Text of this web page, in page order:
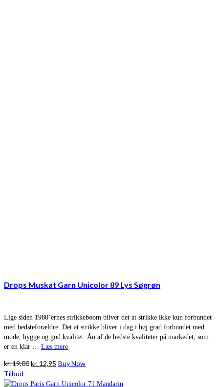
Drops Muskat Garn Unicolor 89 Lys Søgrøn
Lige siden 1980’ernes strikkeboom bliver det at strikke ikke kun forbundet
med bedsteforældre. Det at strikke bliver i dag i høj grad forbundet med
mode, hygge og god kvalitet. Ãn af de bedste kvaliteter på markedet, som
er en klar … Læs mere
kr.19,00Den
pris
kr. 12,95 Den
pris
Buy Now
Tilbud